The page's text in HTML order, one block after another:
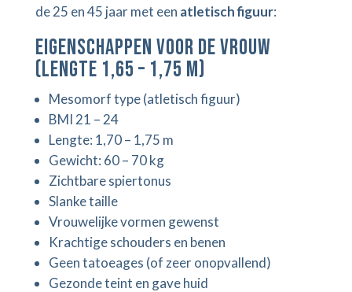
de 25 en 45 jaar met een atletisch figuur:
Eigenschappen voor de vrouw
(lengte 1,65 – 1,75 m)
Mesomorf type (atletisch figuur)
BMI 21 – 24
Lengte: 1,70 – 1,75 m
Gewicht: 60 – 70 kg
Zichtbare spiertonus
Slanke taille
Vrouwelijke vormen gewenst
Krachtige schouders en benen
Geen tatoeages (of zeer onopvallend)
Gezonde teint en gave huid